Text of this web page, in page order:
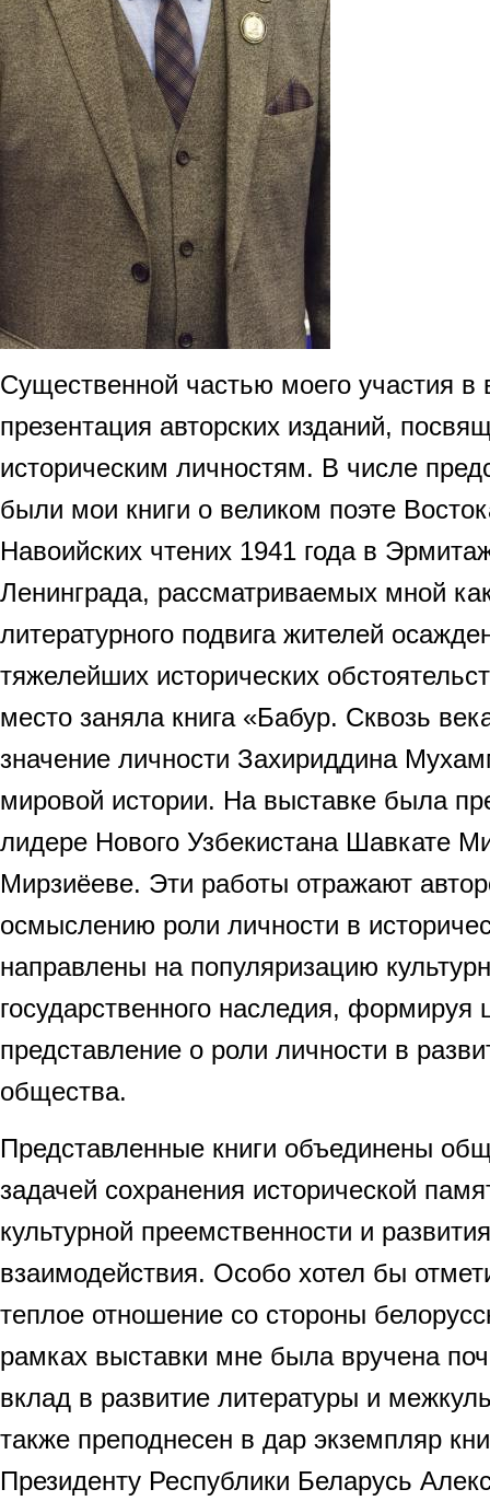
Существенной частью моего участия в
презентация авторских изданий,
историческим личностям. В числе
были мои книги о великом поэте
Навоийских чтених 1941 года в
Ленинграда, рассматриваемых мной
литературного подвига жителей
тяжелейших исторических
место заняла книга «Бабур. Сквозь
значение личности Захириддина
мировой истории. На выставке была
лидере Нового Узбекистана Шавкате
Мирзиёеве. Эти работы отражают
осмыслению роли личности в
направлены на популяризацию
государственного наследия, формируя
представление о роли личности в
общества.
Представленные книги объединены
задачей сохранения исторической
культурной преемственности и
взаимодействия. Особо хотел бы
теплое отношение со стороны
рамках выставки мне была вручена
вклад в развитие литературы и
также преподнесен в дар экземпляр
Президенту Республики Беларусь